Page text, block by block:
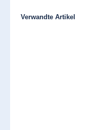
Produktgalerie
Verwandte Artikel